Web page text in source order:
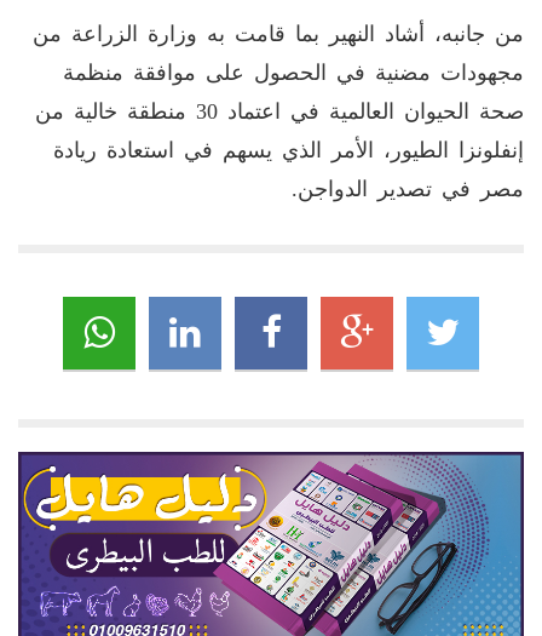
من جانبه، أشاد النهير بما قامت به وزارة الزراعة من
مجهودات مضنية في الحصول على موافقة منظمة
صحة الحيوان العالمية في اعتماد 30 منطقة خالية من
إنفلونزا الطيور، الأمر الذي يسهم في استعادة ريادة
مصر في تصدير الدواجن.